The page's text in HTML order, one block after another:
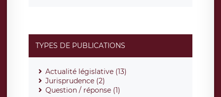
TYPES DE PUBLICATIONS
Actualité législative (13)
Jurisprudence (2)
Question / réponse (1)